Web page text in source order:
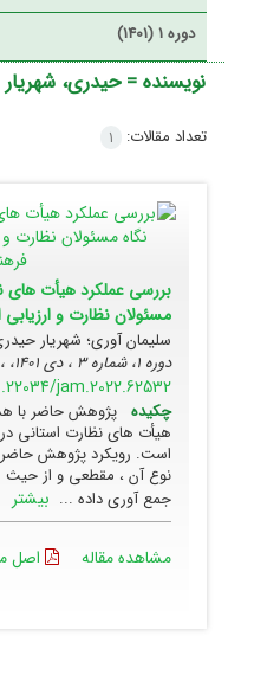
دوره 1 (1401)
نویسنده =حیدری، شهریار
تعداد مقالات: 1
بررسی عملکرد هیأت های
مسئولان نظارت و ارزیابی
سلیمان آوری؛ شهریار
دوره 1، شماره 3 ، دی 1401، ، صفحه
jam.2022.62532
چکیده پژوهش حاضر با
هیأت های نظارت استانی در
است. رویکرد پژوهش
نوع آن ، مقطعی و از حیث
جمع آوری داده ... بیشتر
مشاهده مقاله اصل